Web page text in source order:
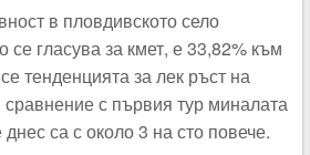
в пловдивското село
се гласува за кмет, е 33,82% към
тенденцията за лек ръст на
с първия тур миналата
са с около 3 на сто повече.